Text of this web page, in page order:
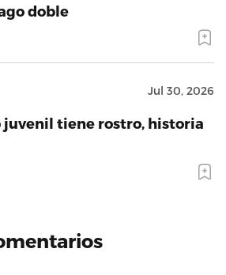
doble
Jul 30, 2026
juvenil tiene rostro, historia